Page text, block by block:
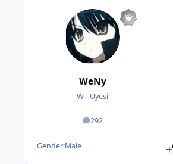
WeNy
WT Uyesi
292
posts
Gender:Male